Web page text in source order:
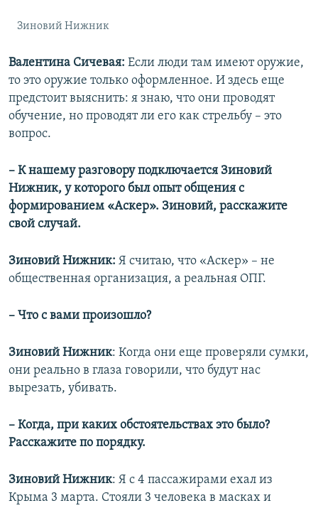
Зиновий Нижник
Валентина Сичевая: Если люди там имеют оружие,
то это оружие только оформленное. И здесь еще
предстоит выяснить: я знаю, что они проводят
обучение, но проводят ли его как стрельбу – это
вопрос.
– К нашему разговору подключается Зиновий
Нижник, у которого был опыт общения с
формированием «Аскер». Зиновий, расскажите
свой случай.
Зиновий Нижник: Я считаю, что «Аскер» – не
общественная организация, а реальная ОПГ.
– Что с вами произошло?
Зиновий Нижник: Когда они еще проверяли сумки,
они реально в глаза говорили, что будут нас
вырезать, убивать.
– Когда, при каких обстоятельствах это было?
Расскажите по порядку.
Зиновий Нижник: Я с 4 пассажирами ехал из
Крыма 3 марта. Стояли 3 человека в масках и